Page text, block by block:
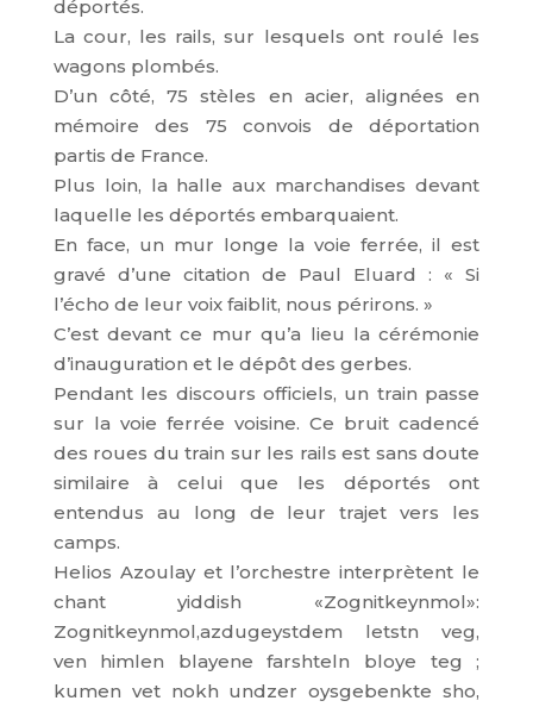
déportés.
La cour, les rails, sur lesquels ont roulé les
wagons plombés.
D’un côté, 75 stèles en acier, alignées en
mémoire des 75 convois de déportation
partis de France.
Plus loin, la halle aux marchandises devant
laquelle les déportés embarquaient.
En face, un mur longe la voie ferrée, il est
gravé d’une citation de Paul Eluard : « Si
l’écho de leur voix faiblit, nous périrons. »
C’est devant ce mur qu’a lieu la cérémonie
d’inauguration et le dépôt des gerbes.
Pendant les discours officiels, un train passe
sur la voie ferrée voisine. Ce bruit cadencé
des roues du train sur les rails est sans doute
similaire à celui que les déportés ont
entendus au long de leur trajet vers les
camps.
Helios Azoulay et l’orchestre interprètent le
chant yiddish «Zognitkeynmol»:
Zognitkeynmol,azdugeystdem letstn veg,
ven himlen blayene farshteln bloye teg ;
kumen vet nokh undzer oysgebenkte sho,